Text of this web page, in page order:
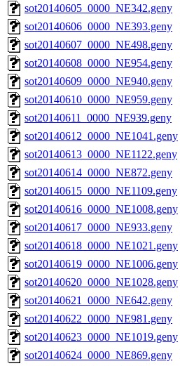
sot20140605_0000_NE342.geny
sot20140606_0000_NE393.geny
sot20140607_0000_NE498.geny
sot20140608_0000_NE954.geny
sot20140609_0000_NE940.geny
sot20140610_0000_NE959.geny
sot20140611_0000_NE939.geny
sot20140612_0000_NE1041.geny
sot20140613_0000_NE1122.geny
sot20140614_0000_NE872.geny
sot20140615_0000_NE1109.geny
sot20140616_0000_NE1008.geny
sot20140617_0000_NE933.geny
sot20140618_0000_NE1021.geny
sot20140619_0000_NE1006.geny
sot20140620_0000_NE1028.geny
sot20140621_0000_NE642.geny
sot20140622_0000_NE981.geny
sot20140623_0000_NE1019.geny
sot20140624_0000_NE869.geny